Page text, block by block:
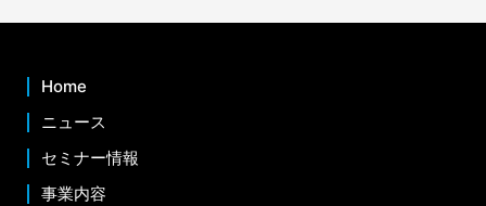
Home
ニュース
セミナー情報
事業内容